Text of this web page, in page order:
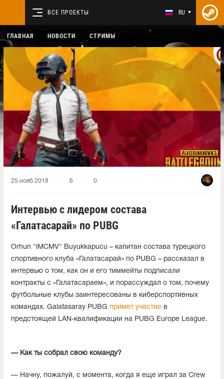
ВСЕ ПРОЕКТЫ RU
ГЛАВНАЯ НОВОСТИ СТРИМЫ
25 нояб 2018 6 0
Интервью с лидером состава
«Галатасарай» по PUBG
Orhun "iMCMV" Buyukkapucu – капитан состава турецкого
спортивного клуба «Галатасарай» по PUBG – рассказал в
интервью о том, как он и его тиммейты подписали
контракты с «Галатасараем», и порассуждал о том, почему
футбольные клубы заинтересованы в киберспортивных
командах. Galatasaray PUBG примет участие в
предстоящей LAN-квалификации на PUBG Europe League.
— Как ты собрал свою команду?
— Начну, пожалуй, с момента, когда я еще играл за Crew